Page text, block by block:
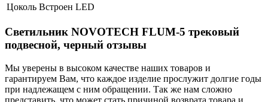
Цоколь Встроен LED
Светильник NOVOTECH FLUM-5 трековый
подвесной, черный отзывы
Мы уверены в высоком качестве наших товаров и
гарантируем Вам, что каждое изделие прослужит долгие годы
при надлежащем с ним обращении. Так же нам сложно
представить, что может стать причиной возврата товара и